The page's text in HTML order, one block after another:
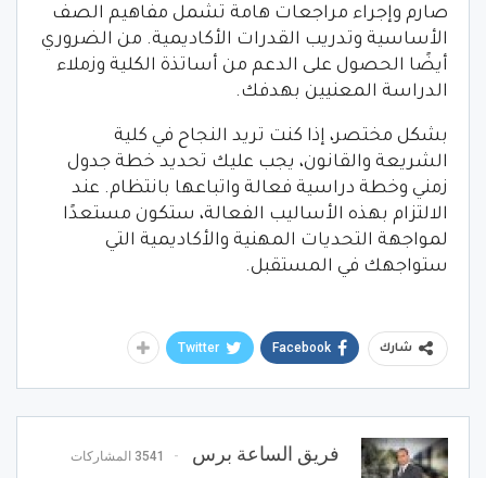
صارم وإجراء مراجعات هامة تشمل مفاهيم الصف
الأساسية وتدريب القدرات الأكاديمية. من الضروري
أيضًا الحصول على الدعم من أساتذة الكلية وزملاء
الدراسة المعنيين بهدفك.
بشكل مختصر، إذا كنت تريد النجاح في كلية
الشريعة والقانون، يجب عليك تحديد خطة جدول
زمني وخطة دراسية فعالة واتباعها بانتظام. عند
الالتزام بهذه الأساليب الفعالة، ستكون مستعدًا
لمواجهة التحديات المهنية والأكاديمية التي
ستواجهك في المستقبل.
شارك Facebook
Twitter
فريق الساعة برس 3541 المشاركات